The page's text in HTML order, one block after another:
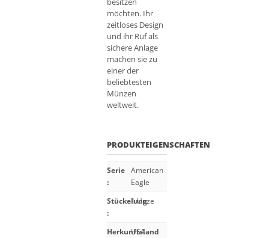
möchten. Ihr
zeitloses Design
und ihr Ruf als
sichere Anlage
machen sie zu
einer der
beliebtesten
Münzen
weltweit.
PRODUKTEIGENSCHAFTEN
Serie
:
American
Eagle
Stückelung
:
1 Unze
Herkunftsland
USA